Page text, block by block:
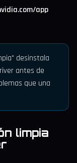
app
desinstala
antes de
que una
limpia